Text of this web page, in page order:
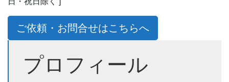
ご依頼・お問合せはこちらへ
プロフィール